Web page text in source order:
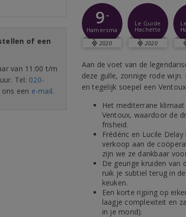
of een
van 11:00 t/m
Tel: 020-
een e-mail.
9-
Hamersma
2020
Le Guide
Hachette
2020
Aan de voet van de
deze gulle, zonnige rode
en tegelijk soepel een
Het mediterrane
Ventoux, waardoor de
frisheid.
Frédéric en Lucile
verkoop aan de
zijn we ze dankbaar
De geurige kruiden van
ruik je subtiel terug in
keuken.
Een korte rijping op
laagje complexiteit en
in je mond).